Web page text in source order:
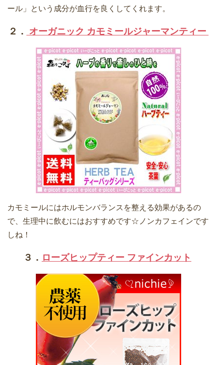
ール」という成分が血行を良くしてくれます。
２． オーガニック カモミールジャーマンティー
カモミールにはホルモンバランスを整える効果があるの
で、生理中に飲むにはおすすめです☆ノンカフェインです
しね！
３． ローズヒップティー ファインカット